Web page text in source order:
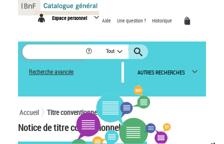
Espace personnel Aide Une question ? Historique
Tout
Recherche avancée AUTRES RECHERCHES
Accueil Titre conventionnel
Notice de titre conventionnel
Panneau de gestion des cookies